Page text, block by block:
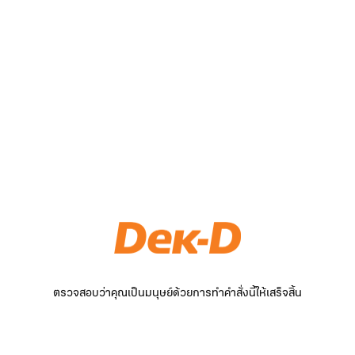
ตรวจสอบว่าคุณเป็นมนุษย์ด้วยการทำคำสั่งนี้ให้เสร็จสิ้น